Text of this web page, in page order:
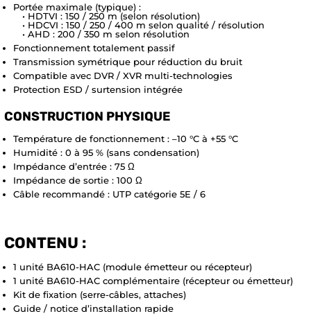
Portée maximale (typique) :
• HDTVI : 150 / 250 m (selon résolution)
• HDCVI : 150 / 250 / 400 m selon qualité / résolution
• AHD : 200 / 350 m selon résolution
Fonctionnement totalement passif
Transmission symétrique pour réduction du bruit
Compatible avec DVR / XVR multi-technologies
Protection ESD / surtension intégrée
CONSTRUCTION PHYSIQUE
Température de fonctionnement : –10 °C à +55 °C
Humidité : 0 à 95 % (sans condensation)
Impédance d’entrée : 75 Ω
Impédance de sortie : 100 Ω
Câble recommandé : UTP catégorie 5E / 6
CONTENU :
1 unité BA610-HAC (module émetteur ou récepteur)
1 unité BA610-HAC complémentaire (récepteur ou émetteur)
Kit de fixation (serre-câbles, attaches)
Guide / notice d’installation rapide